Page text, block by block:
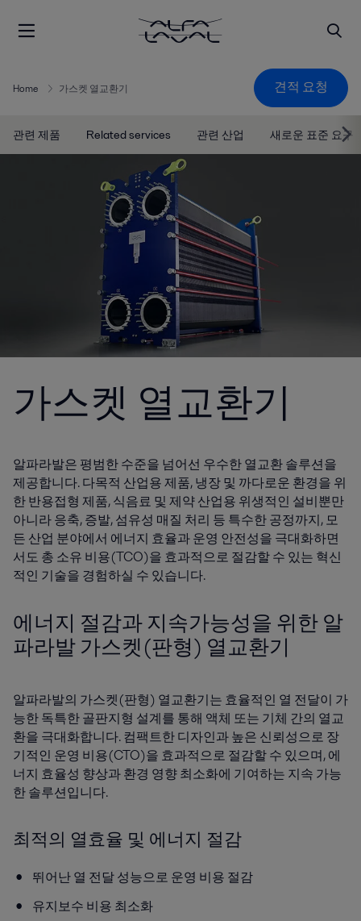
Home 가스켓 열교환기 견적 요청
관련 제품 Related services 관련 산업 새로운 표준 요구
가스켓 열교환기
알파라발은 평범한 수준을 넘어선 우수한 열교환 솔루션을
제공합니다. 다목적 산업용 제품, 냉장 및 까다로운 환경을 위
한 반용접형 제품, 식음료 및 제약 산업용 위생적인 설비뿐만
아니라 응축, 증발, 섬유성 매질 처리 등 특수한 공정까지, 모
든 산업 분야에서 에너지 효율과 운영 안전성을 극대화하면
서도 총 소유 비용(TCO)을 효과적으로 절감할 수 있는 혁신
적인 기술을 경험하실 수 있습니다.
에너지 절감과 지속가능성을 위한 알
파라발 가스켓(판형) 열교환기
알파라발의 가스켓(판형) 열교환기는 효율적인 열 전달이 가
능한 독특한 골판지형 설계를 통해 액체 또는 기체 간의 열교
환을 극대화합니다. 컴팩트한 디자인과 높은 신뢰성으로 장
기적인 운영 비용(CTO)을 효과적으로 절감할 수 있으며, 에
너지 효율성 향상과 환경 영향 최소화에 기여하는 지속 가능
한 솔루션입니다.
최적의 열효율 및 에너지 절감
뛰어난 열 전달 성능으로 운영 비용 절감
유지보수 비용 최소화